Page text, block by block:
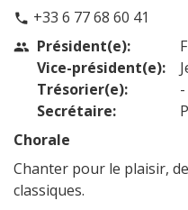
phone +33 6 77 68 60 41
people Président(e):
Vice-président(e):
Trésorier(e):
Secrétaire:
-
Chorale
Chanter pour le plaisir,
classiques.